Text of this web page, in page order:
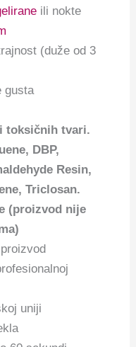
ili nokte
(duže od 3
gusta
toksičnih tvari.
DBP,
Resin,
Triclosan.
(proizvod nije
uniji